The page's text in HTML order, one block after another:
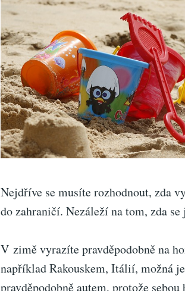
Nejdříve se musíte rozhodnout, zda
do zahraničí. Nezáleží na tom, zda
V zimě vyrazíte pravděpodobně na
například Rakouskem, Itálií, možná
pravděpodobně autem, protože